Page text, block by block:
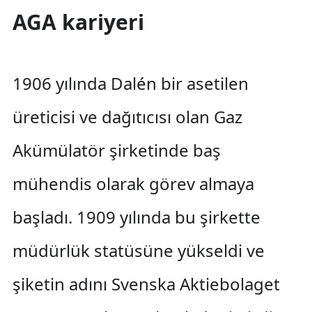
AGA kariyeri
1906 yılında Dalén bir asetilen
üreticisi ve dağıtıcısı olan Gaz
Akümülatör şirketinde baş
mühendis olarak görev almaya
başladı. 1909 yılında bu şirkette
müdürlük statüsüne yükseldi ve
şiketin adını Svenska Aktiebolaget